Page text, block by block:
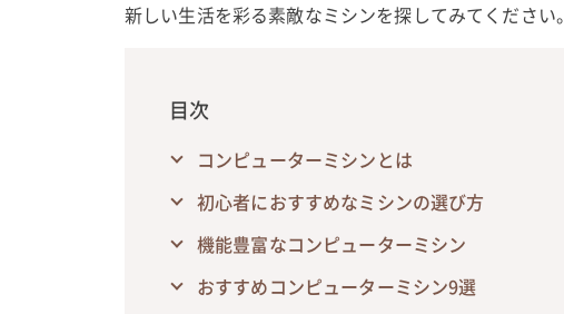
新しい生活を彩る素敵なミシンを探してみてください。
目次
コンピューターミシンとは
初心者におすすめなミシンの選び方
機能豊富なコンピューターミシン
おすすめコンピューターミシン9選